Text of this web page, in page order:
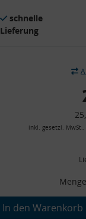
schnelle
Lieferung
inkl. gesetzl. MwSt.,
In den Warenkorb